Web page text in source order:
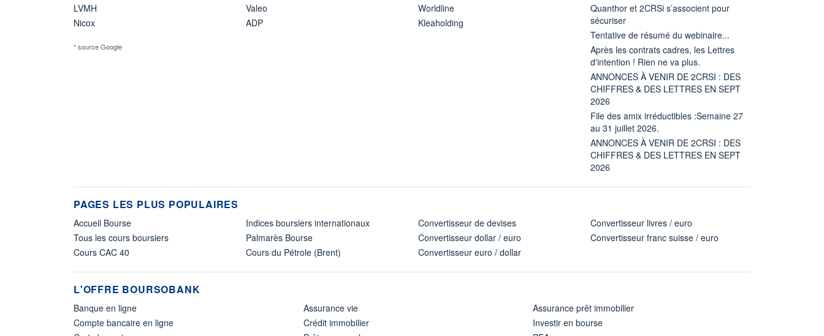
LVMH
Nicox
Valeo
ADP
Worldline
Kleaholding
* source Google
Quanthor et 2CRSi s’associent pour
sécuriser
Tentative de résumé du webinaire...
Après les contrats cadres, les Lettres
d'intention ! Rien ne va plus.
ANNONCES À VENIR DE 2CRSI : DES
CHIFFRES & DES LETTRES EN SEPT
2026
File des amix irréductibles :Semaine 27
au 31 juillet 2026.
ANNONCES À VENIR DE 2CRSI : DES
CHIFFRES & DES LETTRES EN SEPT
2026
PAGES LES PLUS POPULAIRES
Accueil Bourse
Tous les cours boursiers
Cours CAC 40
Indices boursiers internationaux
Palmarès Bourse
Cours du Pétrole (Brent)
Convertisseur de devises
Convertisseur dollar / euro
Convertisseur euro / dollar
Convertisseur livres / euro
Convertisseur franc suisse / euro
L'OFFRE BOURSOBANK
Banque en ligne
Compte bancaire en ligne
Assurance vie
Crédit immobilier
Assurance prêt immobilier
Investir en bourse